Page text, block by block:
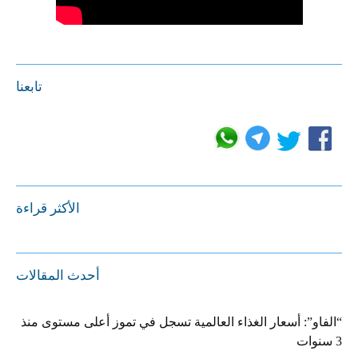
تابعنا
الأكثر قراءة
أحدث المقالات
“الفاو”: أسعار الغذاء العالمية تسجل في تموز أعلى مستوى منذ
3 سنوات